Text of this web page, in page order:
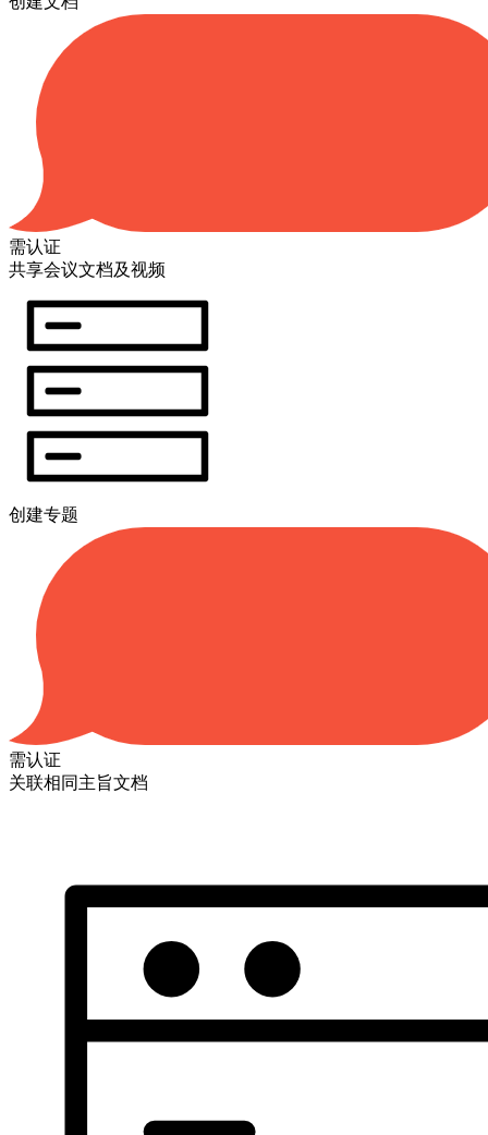
需认证
共享会议文档及视频
创建专题
需认证
关联相同主旨文档